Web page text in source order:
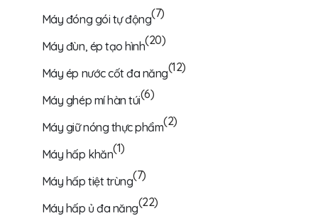
Máy đóng gói tự động(7)
Máy đùn, ép tạo hình(20)
Máy ép nước cốt đa năng(12)
Máy ghép mí hàn túi(6)
Máy giữ nóng thực phẩm(2)
Máy hấp khăn(1)
Máy hấp tiệt trùng(7)
Máy hấp ủ đa năng(22)